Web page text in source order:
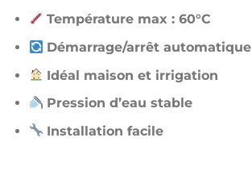
Température max : 60°C
Démarrage/arrêt automatique
Idéal maison et irrigation
Pression d’eau stable
Installation facile